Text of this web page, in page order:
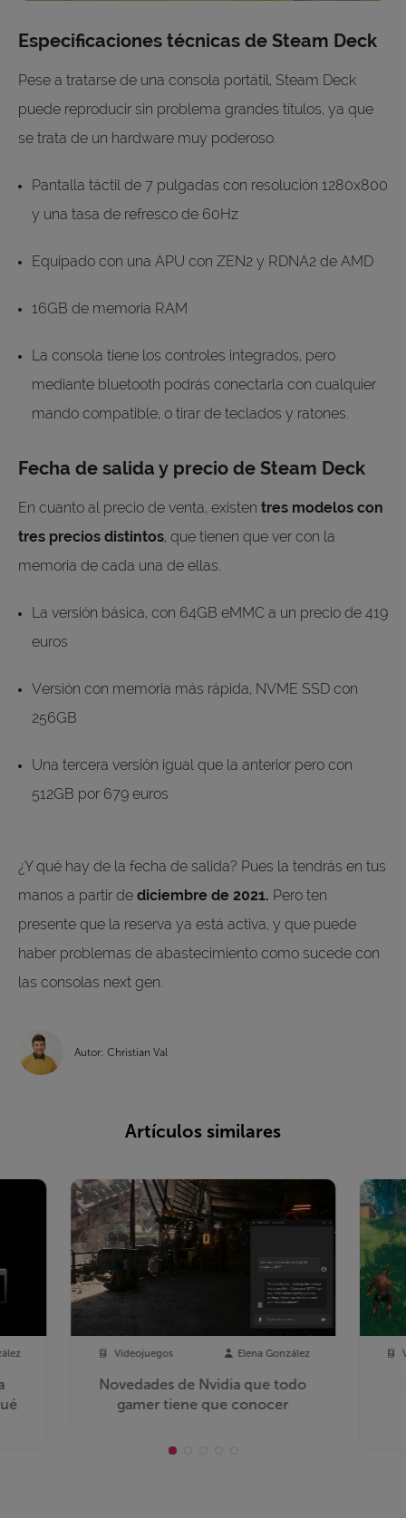
Especificaciones técnicas de Steam Deck
Pese a tratarse de una consola portátil, Steam Deck
puede reproducir sin problema grandes títulos, ya que
se trata de un hardware muy poderoso.
Pantalla táctil de 7 pulgadas con resolución 1280x800
y una tasa de refresco de 60Hz
Equipado con una APU con ZEN2 y RDNA2 de AMD
16GB de memoria RAM
La consola tiene los controles integrados, pero
mediante bluetooth podrás conectarla con cualquier
mando compatible, o tirar de teclados y ratones.
Fecha de salida y precio de Steam Deck
En cuanto al precio de venta, existen tres modelos con
tres precios distintos, que tienen que ver con la
memoria de cada una de ellas.
La versión básica, con 64GB eMMC a un precio de 419
euros
Versión con memoria más rápida, NVME SSD con
256GB
Una tercera versión igual que la anterior pero con
512GB por 679 euros
¿Y qué hay de la fecha de salida? Pues la tendrás en tus
manos a partir de diciembre de 2021. Pero ten
presente que la reserva ya está activa, y que puede
haber problemas de abastecimiento como sucede con
las consolas next gen.
Autor: Christian Val
Artículos similares
Videojuegos Elena González
Novedades de Nvidia que todo
gamer tiene que conocer